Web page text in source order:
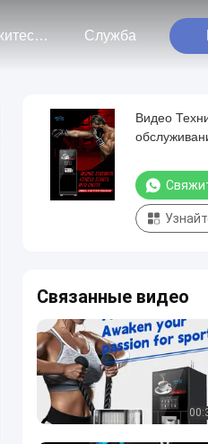
Свяжитесь С Нами Служба
Видео
черным
Связанные видео